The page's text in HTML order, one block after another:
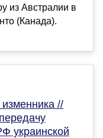
из Австралии в
(Канада).
//
украинской